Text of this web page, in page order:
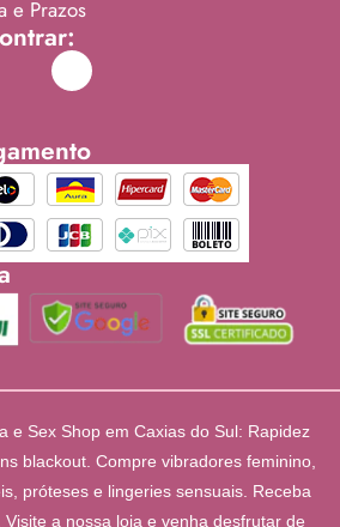
e Prazos
e Sex Shop em Caxias do Sul: Rapidez
blackout. Compre vibradores feminino,
próteses e lingeries sensuais. Receba
a nossa loja e venha desfrutar de